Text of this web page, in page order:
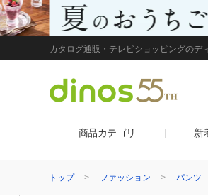
カタログ通販・テレビショッピングのデ
商品カテゴリ 新
トップ ファッション パンツ